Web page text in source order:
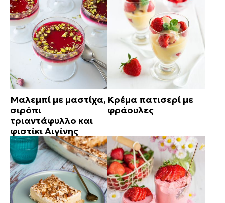
Μαλεμπί με μαστίχα,
σιρόπι
τριαντάφυλλο και
φιστίκι Αιγίνης
Κρέμα πατισερί με
φράουλες